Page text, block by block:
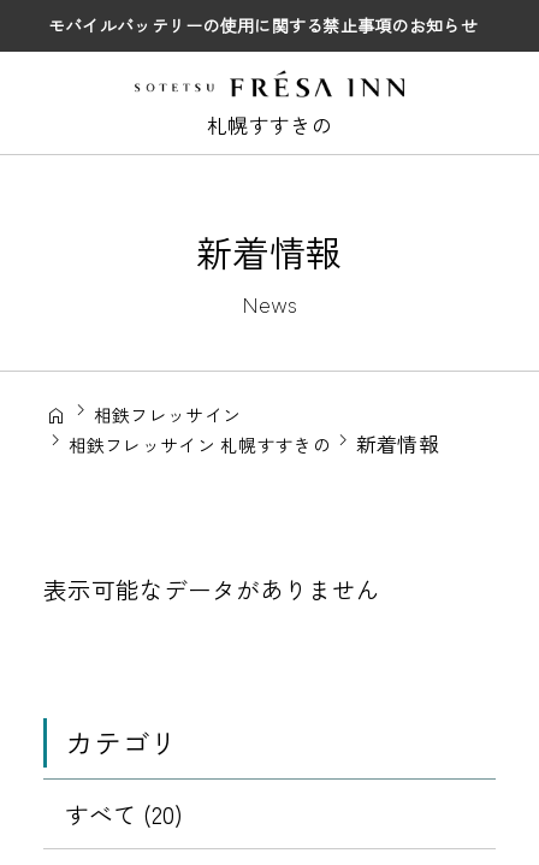
モバイルバッテリーの使用に関する禁止事項のお知らせ
札幌すすきの
新着情報
News
相鉄フレッサイン
相鉄フレッサイン 札幌すすきの
新着情報
表示可能なデータがありません
カテゴリ
すべて (20)